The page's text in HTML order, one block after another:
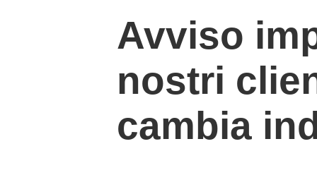
Avviso
nostri
cambia